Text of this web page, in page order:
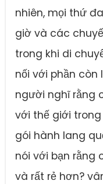
nhiên, mọi thứ
giờ và các
trong khi di
nối với phần còn
người nghĩ rằng
với thế giới
gói hành lang
nói với bạn rằng
và rất rẻ hơn?